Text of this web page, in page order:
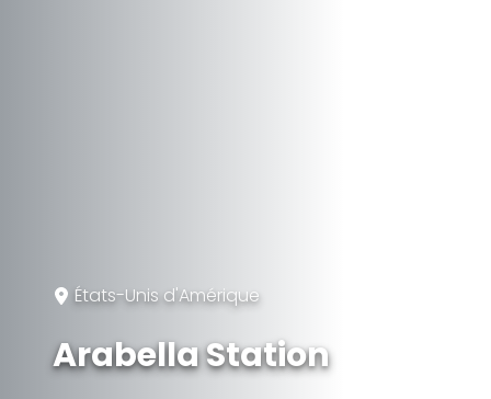
États-Unis d'Amérique
Arabella Station